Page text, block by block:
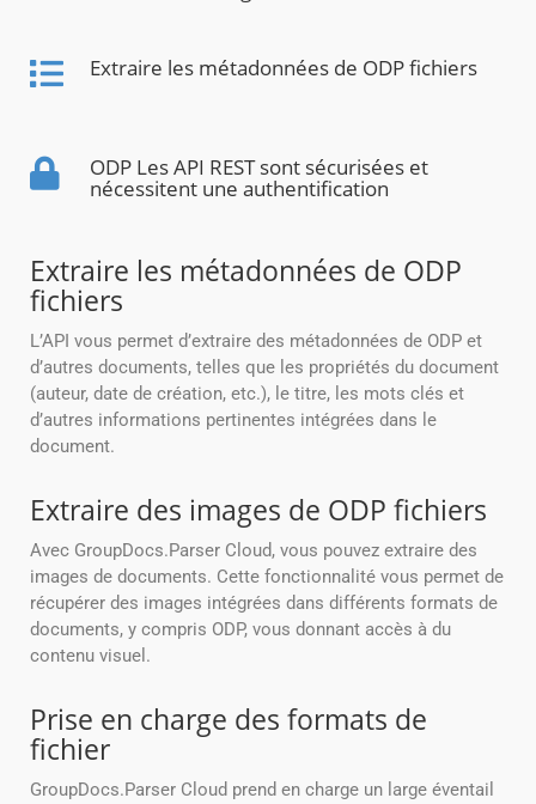
Extraire les métadonnées de ODP fichiers
ODP Les API REST sont sécurisées et
nécessitent une authentification
Extraire les métadonnées de ODP
fichiers
L’API vous permet d’extraire des métadonnées de ODP et
d’autres documents, telles que les propriétés du document
(auteur, date de création, etc.), le titre, les mots clés et
d’autres informations pertinentes intégrées dans le
document.
Extraire des images de ODP fichiers
Avec GroupDocs.Parser Cloud, vous pouvez extraire des
images de documents. Cette fonctionnalité vous permet de
récupérer des images intégrées dans différents formats de
documents, y compris ODP, vous donnant accès à du
contenu visuel.
Prise en charge des formats de
fichier
GroupDocs.Parser Cloud prend en charge un large éventail